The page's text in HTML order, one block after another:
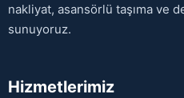
nakliyat, asansörlü taşıma ve
sunuyoruz.
Hizmetlerimiz